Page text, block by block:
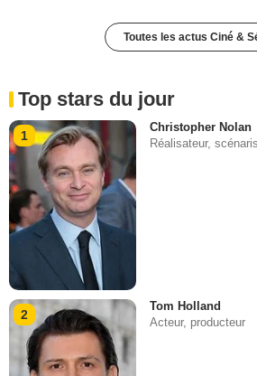
Toutes les actus Ciné &
Top stars du jour
1
Christopher Nolan
Réalisateur,
2
Tom Holland
Acteur, producteur